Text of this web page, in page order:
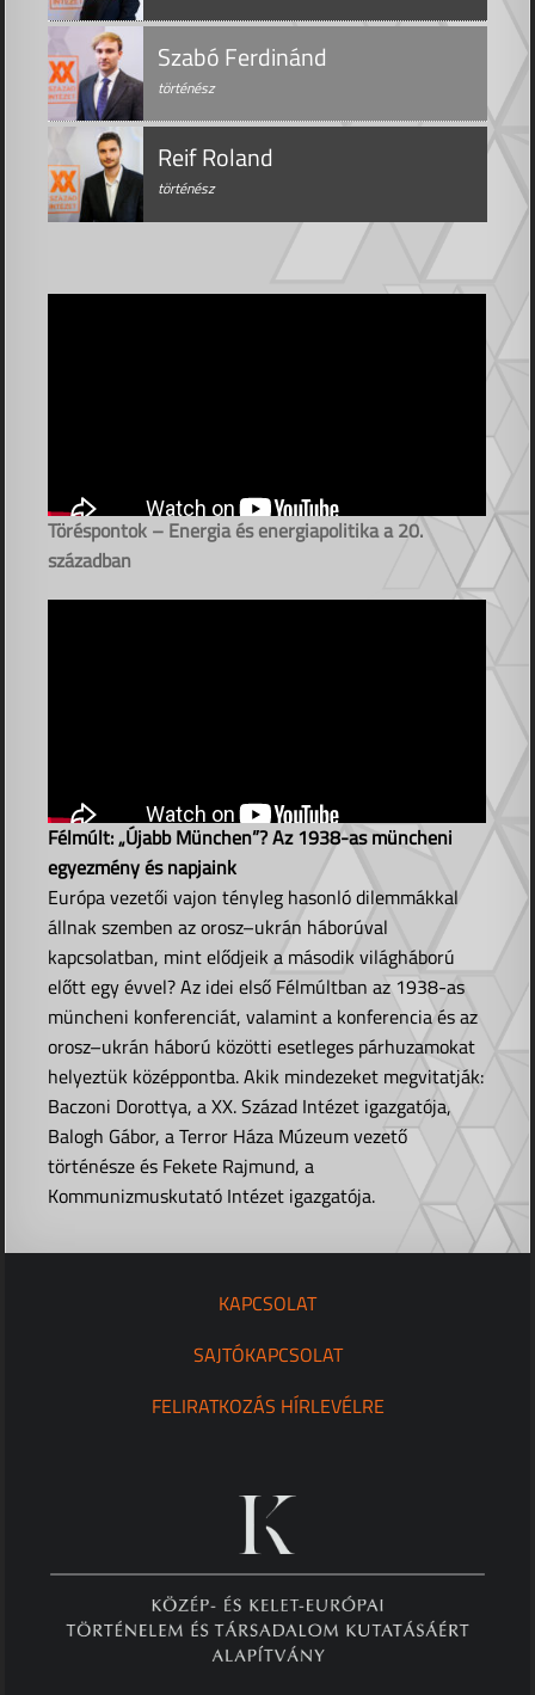
Szabó Ferdinánd
történész
Reif Roland
történész
Töréspontok – Energia és energiapolitika a 20.
században
Félmúlt: „Újabb München”? Az 1938-as müncheni
egyezmény és napjaink
Európa vezetői vajon tényleg hasonló dilemmákkal
állnak szemben az orosz–ukrán háborúval
kapcsolatban, mint elődjeik a második világháború
előtt egy évvel? Az idei első Félmúltban az 1938-as
müncheni konferenciát, valamint a konferencia és az
orosz–ukrán háború közötti esetleges párhuzamokat
helyeztük középpontba. Akik mindezeket megvitatják:
Baczoni Dorottya, a XX. Század Intézet igazgatója,
Balogh Gábor, a Terror Háza Múzeum vezető
történésze és Fekete Rajmund, a
Kommunizmuskutató Intézet igazgatója.
KAPCSOLAT
SAJTÓKAPCSOLAT
FELIRATKOZÁS HÍRLEVÉLRE